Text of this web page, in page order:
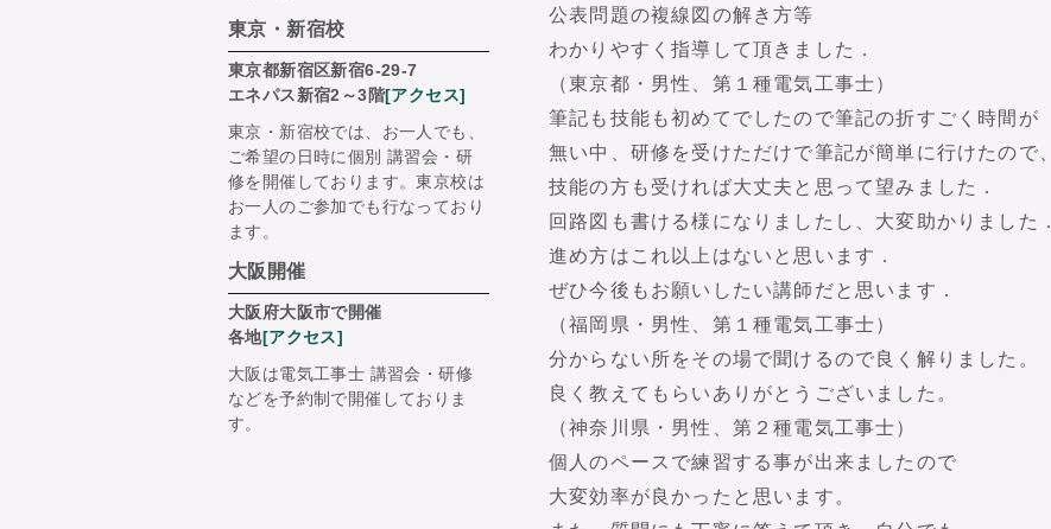
公表問題の複線図の解き方等
わかりやすく指導して頂きました．
（東京都・男性、第１種電気工事士）
筆記も技能も初めてでしたので筆記の折すごく時間が
無い中、研修を受けただけで筆記が簡単に行けたので、
技能の方も受ければ大丈夫と思って望みました．
回路図も書ける様になりましたし、大変助かりました．
進め方はこれ以上はないと思います．
ぜひ今後もお願いしたい講師だと思います．
（福岡県・男性、第１種電気工事士）
分からない所をその場で聞けるので良く解りました。
良く教えてもらいありがとうございました。
（神奈川県・男性、第２種電気工事士）
個人のペースで練習する事が出来ましたので
大変効率が良かったと思います。
東京・新宿校
東京都新宿区新宿6-29-7
エネパス新宿2～3階[アクセス]
東京・新宿校では、お一人でも、
ご希望の日時に個別 講習会・研
修を開催しております。東京校は
お一人のご参加でも行なっており
ます。
大阪開催
大阪府大阪市で開催
各地[アクセス]
大阪は電気工事士 講習会・研修
などを予約制で開催しておりま
す。